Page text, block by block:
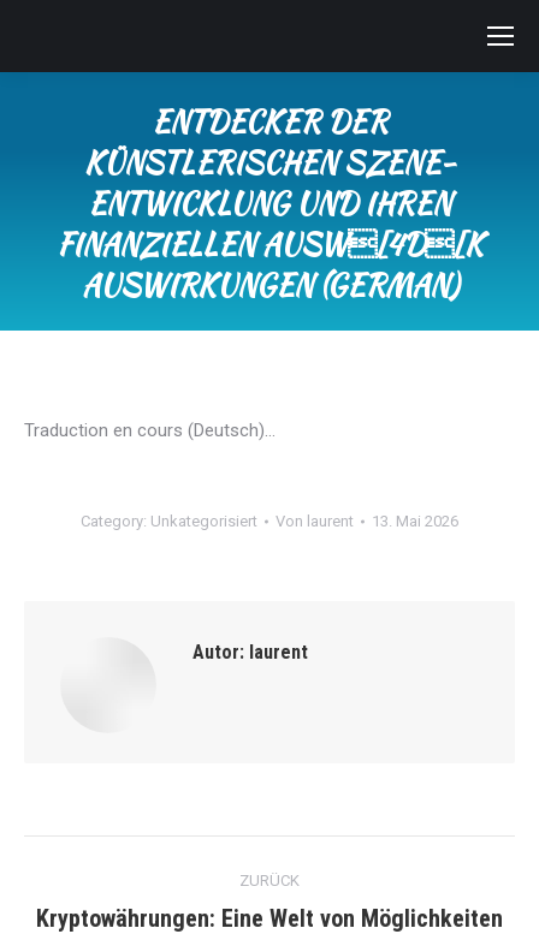
ENTDECKER DER
KÜNSTLERISCHEN SZENE-
ENTWICKLUNG UND IHREN
FINANZIELLEN AUSW[4D[K
AUSWIRKUNGEN (GERMAN)
Traduction en cours (Deutsch)…
Category: Unkategorisiert Von laurent 13. Mai 2026
Autor: laurent
Kommentarnavigation
ZURÜCK
Kryptowährungen: Eine Welt von Möglichkeiten